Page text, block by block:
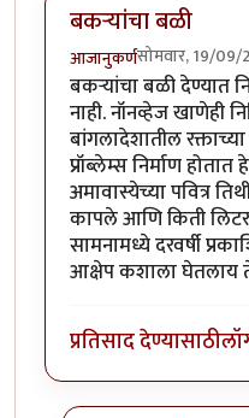
बकऱ्यांचा बळी
आजानुकर्णसोमवार, 19/
बकऱ्यांचा बळी देण्यात
नाही. नॉनव्हेज खाणेही
बांगलादेशातील
प्रॉब्लेम्स निर्माण
अमावास्येच्या पवित्र
कापले आणि किती
सामनामध्ये दरवर्षी
आक्षेप कशाला घेतलाय
प्रतिसाद देण्यासाठी